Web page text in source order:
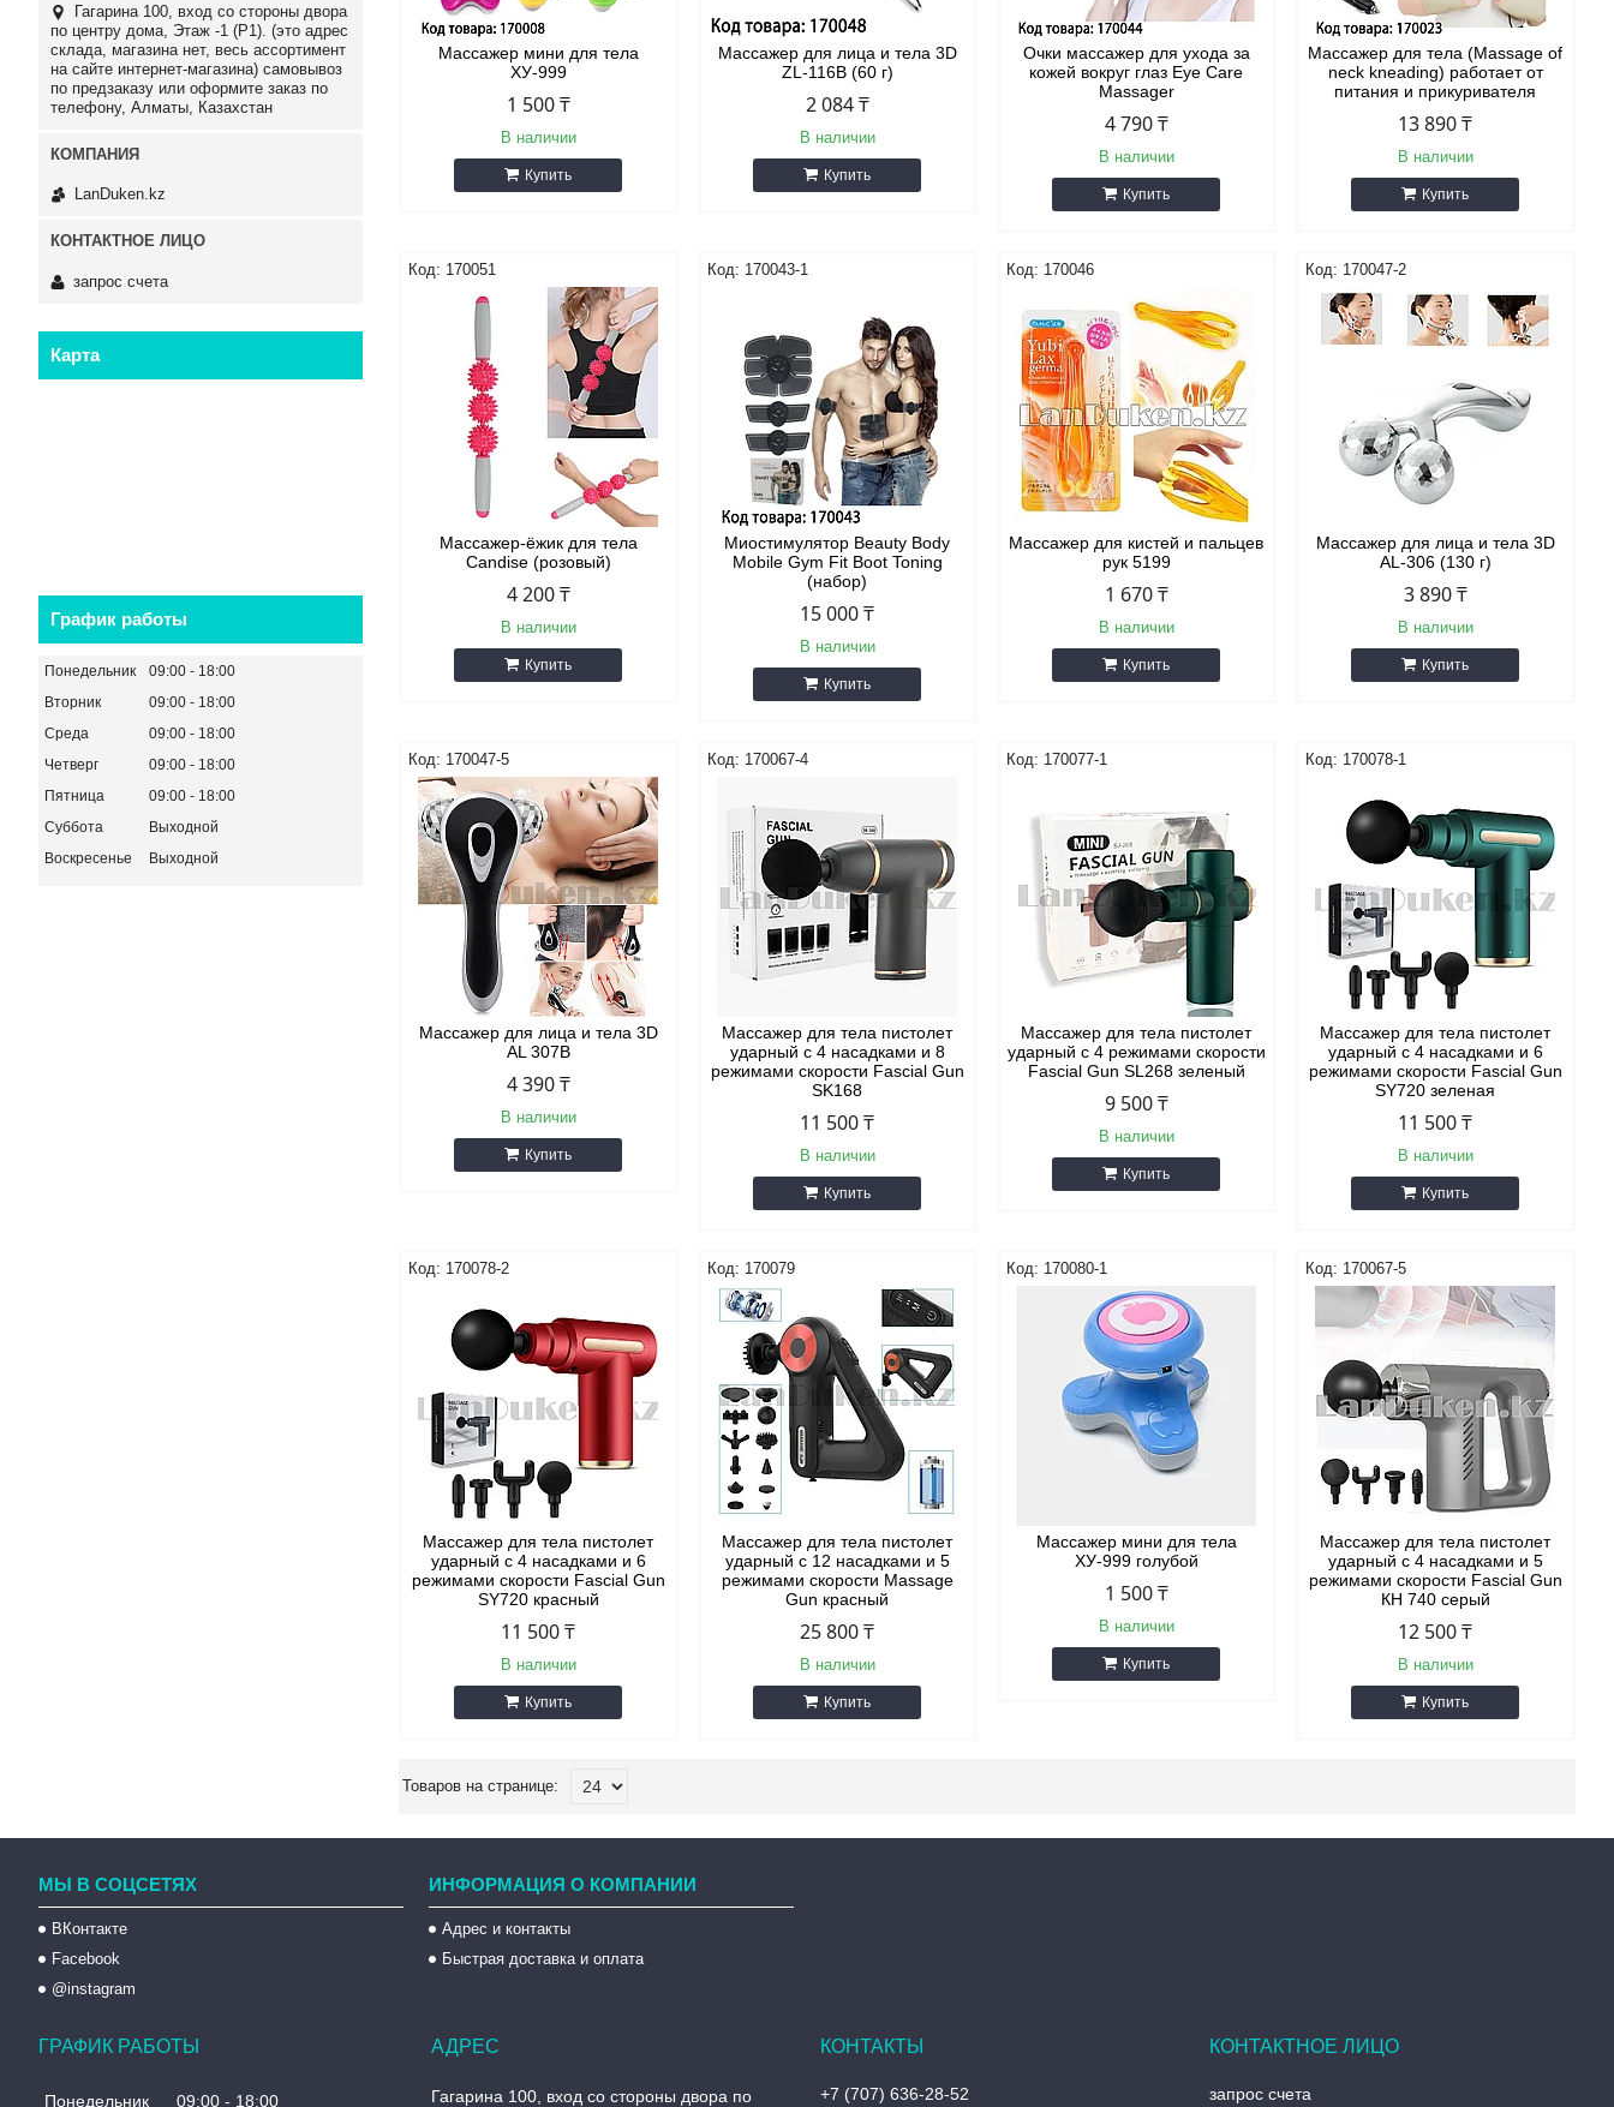
Массажер мини для тела
ХУ-999
1 500 ₸
В наличии
Купить
Массажер для лица и тела 3D
ZL-116B (60 г)
2 084 ₸
В наличии
Купить
Очки массажер для ухода за
кожей вокруг глаз Eye Care
Massager
4 790 ₸
В наличии
Купить
Массажер для тела (Massage of
neck kneading) работает от
питания и прикуривателя
13 890 ₸
В наличии
Купить
170051
Массажер-ёжик для тела
Candise (розовый)
4 200 ₸
В наличии
Купить
170043-1
Миостимулятор Beauty Body
Mobile Gym Fit Boot Toning
(набор)
15 000 ₸
В наличии
Купить
170046
Массажер для кистей и пальцев
рук 5199
1 670 ₸
В наличии
Купить
170047-2
Массажер для лица и тела 3D
AL-306 (130 г)
3 890 ₸
В наличии
Купить
170047-5
Массажер для лица и тела 3D
AL 307В
4 390 ₸
В наличии
Купить
170067-4
Массажер для тела пистолет
ударный с 4 насадками и 8
режимами скорости Fascial Gun
SK168
11 500 ₸
В наличии
Купить
170077-1
Массажер для тела пистолет
ударный с 4 режимами скорости
Fascial Gun SL268 зеленый
9 500 ₸
В наличии
Купить
170078-1
Массажер для тела пистолет
ударный с 4 насадками и 6
режимами скорости Fascial Gun
SY720 зеленая
11 500 ₸
В наличии
Купить
170078-2
Массажер для тела пистолет
ударный с 4 насадками и 6
режимами скорости Fascial Gun
SY720 красный
11 500 ₸
В наличии
Купить
170079
Массажер для тела пистолет
ударный с 12 насадками и 5
режимами скорости Massage
Gun красный
25 800 ₸
В наличии
Купить
170080-1
Массажер мини для тела
ХУ-999 голубой
1 500 ₸
В наличии
Купить
170067-5
Массажер для тела пистолет
ударный с 4 насадками и 5
режимами скорости Fascial Gun
КН 740 серый
12 500 ₸
В наличии
Купить
Гагарина 100, вход со стороны двора
по центру дома, Этаж -1 (P1). (это адрес
склада, магазина нет, весь ассортимент
на сайте интернет-магазина) самовывоз
по предзаказу или оформите заказ по
телефону, Алматы, Казахстан
LanDuken.kz
запрос счета
Карта
График работы
Понедельник 09:00
18:00
Вторник
09:00
18:00
Среда
09:00
18:00
Четверг
09:00
18:00
Пятница
09:00
18:00
Суббота
Выходной
Воскресенье
Выходной
МЫ В СОЦСЕТЯХ
ВКонтакте
Facebook
@instagram
ИНФОРМАЦИЯ О КОМПАНИИ
Адрес и контакты
Быстрая доставка и оплата
ГРАФИК РАБОТЫ
Понедельник 09:00 18:00 Гагарина 100, вход со стороны двора по
+7 (707) 636-28-52
запрос счета